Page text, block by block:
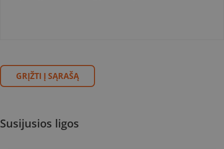
GRĮŽTI Į SĄRAŠĄ
Susijusios ligos